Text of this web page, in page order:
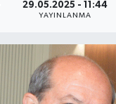
29.05.2025 - 11:44
YAYINLANMA